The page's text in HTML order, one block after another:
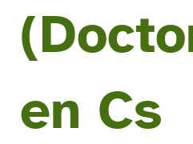
en Cs